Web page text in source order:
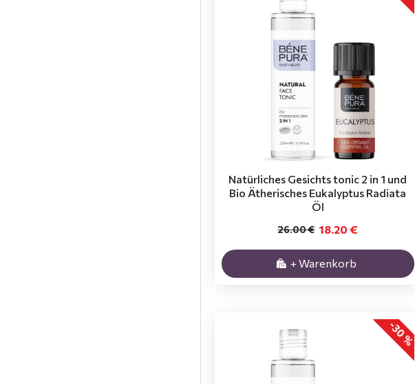
Natürliches Gesichts tonic 2 in 1 und
Bio Ätherisches Eukalyptus Radiata
Öl
18.20 €
26.00 €
+ Warenkorb
-30 %